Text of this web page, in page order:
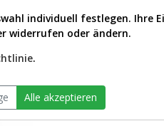
individuell festlegen. Ihre
widerrufen oder ändern.
.
Alle akzeptieren